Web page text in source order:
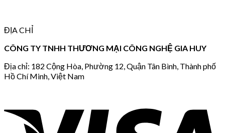
ĐỊA CHỈ
CÔNG TY TNHH THƯƠNG MẠI CÔNG NGHỆ GIA HUY
Địa chỉ: 182 Cộng Hòa, Phường 12, Quận Tân Bình, Thành phố
Hồ Chí Minh, Việt Nam